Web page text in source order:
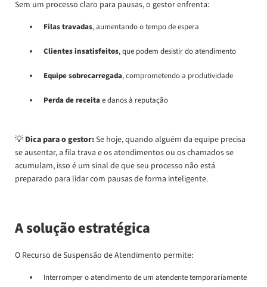
Sem um processo claro para pausas, o gestor enfrenta:
Filas travadas, aumentando o tempo de espera
Clientes insatisfeitos, que podem desistir do atendimento
Equipe sobrecarregada, comprometendo a produtividade
Perda de receitae danos à reputação
💡 Dica para o gestor:Se hoje, quando alguém da equipe precisa
se ausentar, a fila trava e os atendimentos ou os chamados se
acumulam, isso é um sinal de que seu processo não está
preparado para lidar com pausas de forma inteligente.
A solução estratégica
O Recurso de Suspensão de Atendimento permite:
Interromper o atendimento de um atendente temporariamente